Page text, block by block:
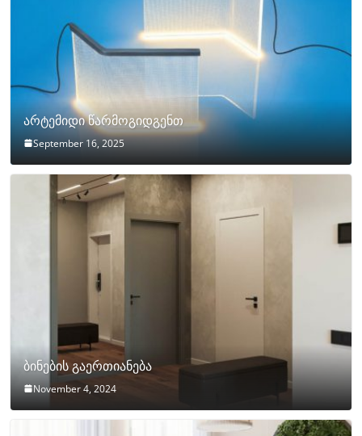
არტემიდი წარმოგიდგენთ
September 16, 2025
ბინების გაერთიანება
November 4, 2024